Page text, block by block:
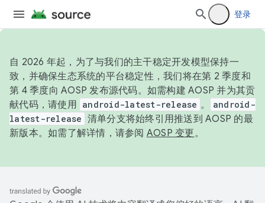
登录
自 2026 年起，为了与我们的主干稳定开发模型保持一
致，并确保生态系统的平台稳定性，我们将在第 2 季度和
第 4 季度向 AOSP 发布源代码。如需构建 AOSP 并为其贡
献代码，请使用 android-latest-release 。
android-
latest-release 清单分支将始终引用推送到 AOSP 的最
新版本。如需了解详情，请参阅 AOSP 变更。